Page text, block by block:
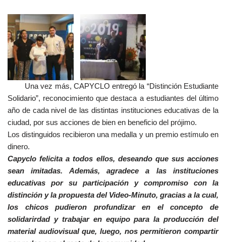
Una vez más, CAPYCLO entregó la “Distinción Estudiante
Solidario”, reconocimiento que destaca a estudiantes del último
año de cada nivel de las distintas instituciones educativas de la
ciudad, por sus acciones de bien en beneficio del prójimo.
Los distinguidos recibieron una medalla y un premio estímulo en
dinero.
Capyclo felicita a todos ellos, deseando que sus acciones
sean imitadas. Además, agradece a las instituciones
educativas por su participación y compromiso con la
distinción y la propuesta del Video-Minuto, gracias a la cual,
los chicos pudieron profundizar en el concepto de
solidarirdad y trabajar en equipo para la producción del
material audiovisual que, luego, nos permitieron compartir